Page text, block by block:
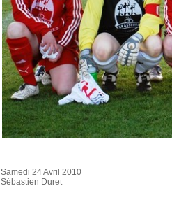
Samedi 24 Avril 2010
Sébastien Duret